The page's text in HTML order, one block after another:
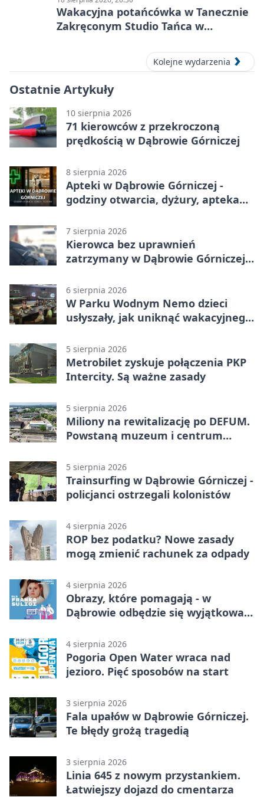
Wakacyjna potańcówka w Tanecznie
Zakręconym Studio Tańca w
Kolejne wydarzenia
Ostatnie Artykuły
10 sierpnia 2026
71 kierowców z przekroczoną
prędkością w Dąbrowie Górniczej
8 sierpnia 2026
Apteki w Dąbrowie Górniczej -
godziny otwarcia, dyżury, apteka
7 sierpnia 2026
Kierowca bez uprawnień
zatrzymany w Dąbrowie Górniczej.
6 sierpnia 2026
W Parku Wodnym Nemo dzieci
usłyszały, jak uniknąć wakacyjnego
5 sierpnia 2026
Metrobilet zyskuje połączenia PKP
Intercity. Są ważne zasady
5 sierpnia 2026
Miliony na rewitalizację po DEFUM.
Powstaną muzeum i centrum
5 sierpnia 2026
Trainsurfing w Dąbrowie Górniczej -
policjanci ostrzegali kolonistów
4 sierpnia 2026
ROP bez podatku? Nowe zasady
mogą zmienić rachunek za odpady
4 sierpnia 2026
Obrazy, które pomagają - w
Dąbrowie odbędzie się wyjątkowa
4 sierpnia 2026
Pogoria Open Water wraca nad
jezioro. Pięć sposobów na start
3 sierpnia 2026
Fala upałów w Dąbrowie Górniczej.
Te błędy grożą tragedią
3 sierpnia 2026
Linia 645 z nowym przystankiem.
Łatwiejszy dojazd do cmentarza